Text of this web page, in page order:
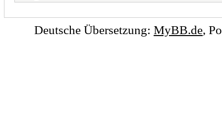
Deutsche Übersetzung: MyBB.de,